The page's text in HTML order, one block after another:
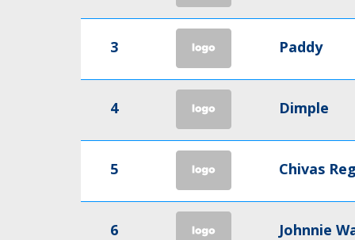
3 Paddy
4 Dimple
5 Chivas
6 Johnnie